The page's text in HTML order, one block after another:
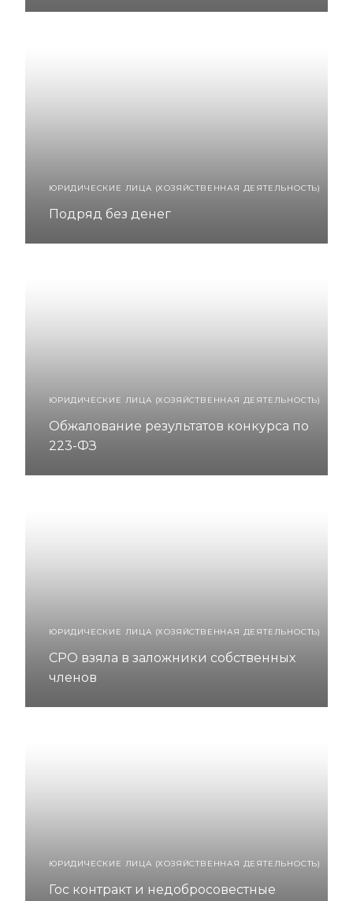
ЮРИДИЧЕСКИЕ ЛИЦА (ХОЗЯЙСТВЕННАЯ ДЕЯТЕЛЬНОСТЬ)
Подряд без денег
ЮРИДИЧЕСКИЕ ЛИЦА (ХОЗЯЙСТВЕННАЯ ДЕЯТЕЛЬНОСТЬ)
Обжалование результатов конкурса по
223-ФЗ
ЮРИДИЧЕСКИЕ ЛИЦА (ХОЗЯЙСТВЕННАЯ ДЕЯТЕЛЬНОСТЬ)
СРО взяла в заложники собственных
членов
ЮРИДИЧЕСКИЕ ЛИЦА (ХОЗЯЙСТВЕННАЯ ДЕЯТЕЛЬНОСТЬ)
Гос контракт и недобросовестные